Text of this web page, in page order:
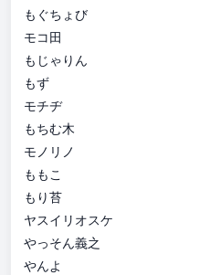
もぐちょび
モコ田
もじゃりん
もず
モチヂ
もちむ木
モノリノ
ももこ
もり苔
ヤスイリオスケ
やっそん義之
やんよ